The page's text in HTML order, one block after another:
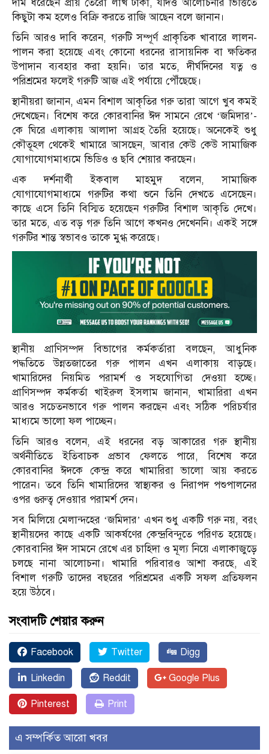
দাম ধরেছেন প্রায় তেরো লাখ টাকা, যদিও আলোচনার ভিত্তিতে
কিছুটা কম হলেও বিক্রি করতে রাজি আছেন বলে জানান।
তিনি আরও দাবি করেন, গরুটি সম্পূর্ণ প্রাকৃতিক খাবারে লালন-
পালন করা হয়েছে এবং কোনো ধরনের রাসায়নিক বা ক্ষতিকর
উপাদান ব্যবহার করা হয়নি। তার মতে, দীর্ঘদিনের যত্ন ও
পরিশ্রমের ফলেই গরুটি আজ এই পর্যায়ে পৌঁছেছে।
স্থানীয়রা জানান, এমন বিশাল আকৃতির গরু তারা আগে খুব কমই
দেখেছেন। বিশেষ করে কোরবানির ঈদ সামনে রেখে ‘জমিদার’-
কে ঘিরে এলাকায় আলাদা আগ্রহ তৈরি হয়েছে। অনেকেই শুধু
কৌতূহল থেকেই খামারে আসছেন, আবার কেউ কেউ সামাজিক
যোগাযোগমাধ্যমে ভিডিও ও ছবি শেয়ার করছেন।
এক দর্শনার্থী ইকবাল মাহমুদ বলেন, সামাজিক
যোগাযোগমাধ্যমে গরুটির কথা শুনে তিনি দেখতে এসেছেন।
কাছে এসে তিনি বিস্মিত হয়েছেন গরুটির বিশাল আকৃতি দেখে।
তার মতে, এত বড় গরু তিনি আগে কখনও দেখেননি। একই সঙ্গে
গরুটির শান্ত স্বভাবও তাকে মুগ্ধ করেছে।
স্থানীয় প্রাণিসম্পদ বিভাগের কর্মকর্তারা বলছেন, আধুনিক
পদ্ধতিতে উন্নতজাতের গরু পালন এখন এলাকায় বাড়ছে।
খামারিদের নিয়মিত পরামর্শ ও সহযোগিতা দেওয়া হচ্ছে।
প্রাণিসম্পদ কর্মকর্তা খাইরুল ইসলাম জানান, খামারিরা এখন
আরও সচেতনভাবে গরু পালন করছেন এবং সঠিক পরিচর্যার
মাধ্যমে ভালো ফল পাচ্ছেন।
তিনি আরও বলেন, এই ধরনের বড় আকারের গরু স্থানীয়
অর্থনীতিতে ইতিবাচক প্রভাব ফেলতে পারে, বিশেষ করে
কোরবানির ঈদকে কেন্দ্র করে খামারিরা ভালো আয় করতে
পারেন। তবে তিনি খামারিদের স্বাস্থ্যকর ও নিরাপদ পশুপালনের
ওপর গুরুত্ব দেওয়ার পরামর্শ দেন।
সব মিলিয়ে মেলান্দহের ‘জমিদার’ এখন শুধু একটি গরু নয়, বরং
স্থানীয়দের কাছে একটি আকর্ষণের কেন্দ্রবিন্দুতে পরিণত হয়েছে।
কোরবানির ঈদ সামনে রেখে এর চাহিদা ও মূল্য নিয়ে এলাকাজুড়ে
চলছে নানা আলোচনা। খামারি পরিবারও আশা করছে, এই
বিশাল গরুটি তাদের বছরের পরিশ্রমের একটি সফল প্রতিফলন
হয়ে উঠবে।
সংবাদটি শেয়ার করুন
Facebook Twitter Digg
Linkedin Reddit Google Plus
Pinterest Print
এ সম্পর্কিত আরো খবর